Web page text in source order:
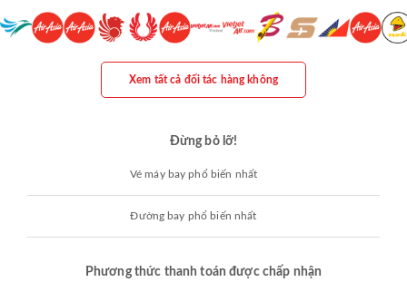
Xem tất cả đối tác hàng không
Đừng bỏ lỡ!
Vé máy bay phổ biến nhất
Đường bay phổ biến nhất
Phương thức thanh toán được chấp nhận